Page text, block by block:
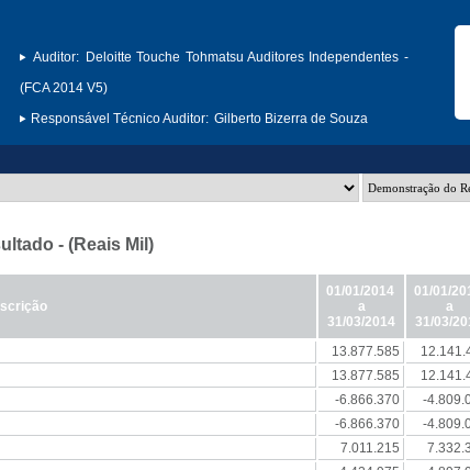
Auditor:
Deloitte Touche Tohmatsu Auditores Independentes -
(FCA 2014 V5)
Responsável Técnico Auditor: Gilberto Bizerra de Souza